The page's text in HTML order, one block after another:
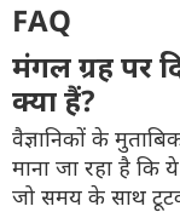
FAQ
मंगल ग्रह पर
क्या हैं?
वैज्ञानिकों के
माना जा रहा है कि
जो समय के साथ